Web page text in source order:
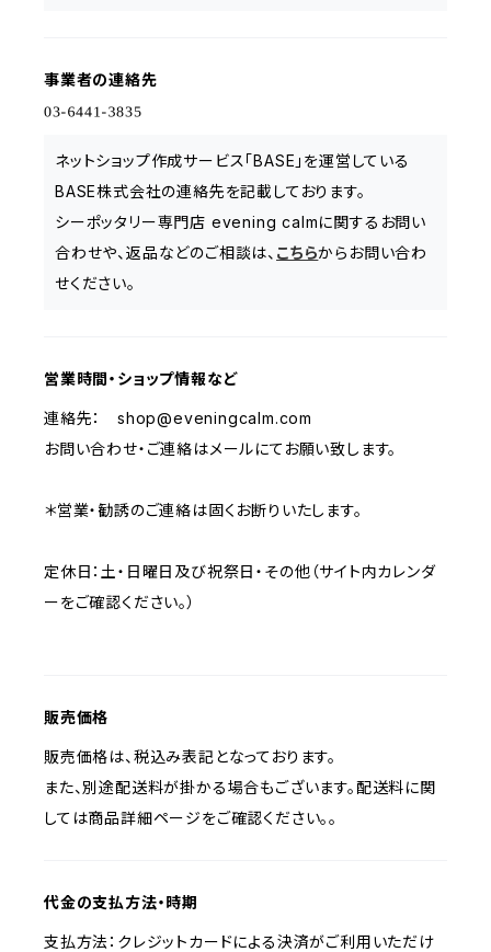
事業者の連絡先
ネットショップ作成サービス「BASE」を運営している
BASE株式会社の連絡先を記載しております。
シーポッタリー専門店 evening calmに関するお問い
合わせや、返品などのご相談は、 こちらからお問い合わ
せください。
営業時間・ショップ情報など
連絡先： shop@eveningcalm.com
お問い合わせ・ご連絡はメールにてお願い致します。
＊営業・勧誘のご連絡は固くお断りいたします。
定休日：土・日曜日及び祝祭日・その他（サイト内カレンダ
ーをご確認ください。）
販売価格
販売価格は、税込み表記となっております。
また、別途配送料が掛かる場合もございます。配送料に関
しては商品詳細ページをご確認ください。。
代金の支払方法・時期
支払方法：クレジットカードによる決済がご利用いただけ